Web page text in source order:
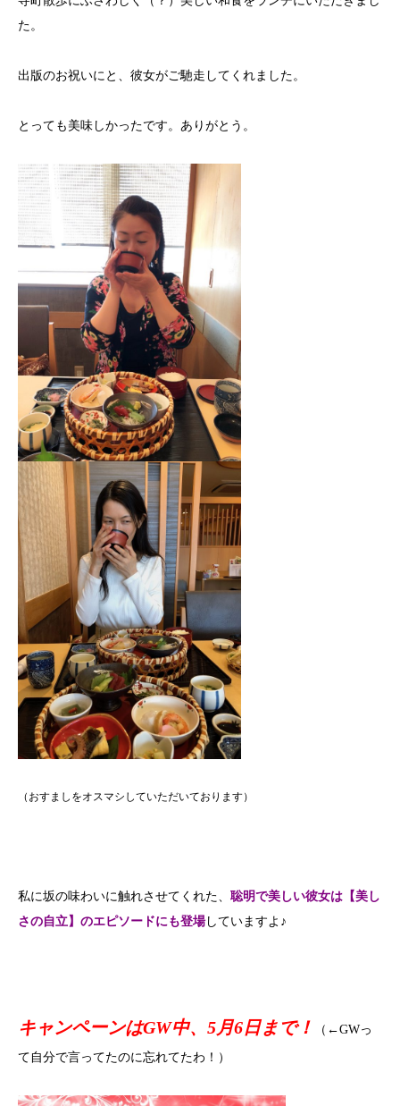
た。
出版のお祝いにと、彼女がご馳走してくれました。
とっても美味しかったです。ありがとう。
（おすましをオスマシしていただいております）
私に坂の味わいに触れさせてくれた、 聡明で美しい彼女は【美し
さの自立】のエピソードにも登場していますよ♪
キャンペーンはGW中、5月6日まで！ （←GWっ
て自分で言ってたのに忘れてたわ！）